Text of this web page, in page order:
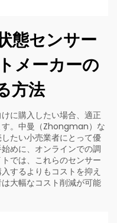
態センサー
メーカーの
方法
に購入したい場合、適正
す。中曼（Zhongman）な
たい小売業者にとって優
めに、オンラインでの調
では、これらのセンサー
するよりもコストを抑え
大幅なコスト削減が可能